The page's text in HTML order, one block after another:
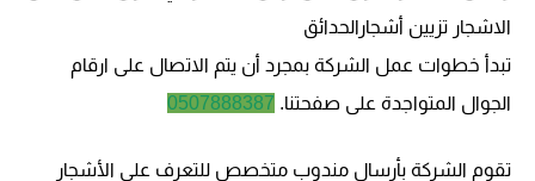
الاشجار تزيين أشجارالحدائق
تبدأ خطوات عمل الشركة بمجرد أن يتم الاتصال على ارقام
الجوال المتواجدة على صفحتنا. 0507888387
تقوم الشركة بأرسال مندوب متخصص للتعرف على الأشجار